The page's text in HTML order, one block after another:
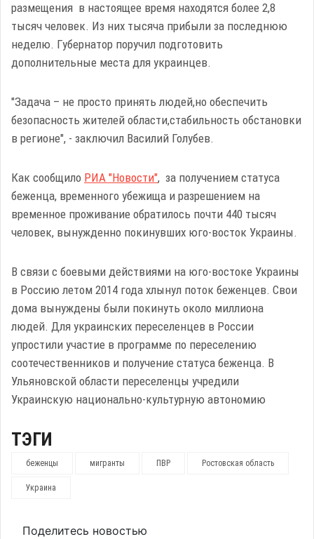
размещения в настоящее время находятся более 2,8
тысяч человек. Из них тысяча прибыли за последнюю
неделю. Губернатор поручил подготовить
дополнительные места для украинцев.
"Задача – не просто принять людей,но обеспечить
безопасность жителей области,стабильность обстановки
в регионе", - заключил Василий Голубев.
Как сообщило РИА "Новости", за получением статуса
беженца, временного убежища и разрешением на
временное проживание обратилось почти 440 тысяч
человек, вынужденно покинувших юго-восток Украины.
В связи с боевыми действиями на юго-востоке Украины
в Россию летом 2014 года хлынул поток беженцев. Свои
дома вынуждены были покинуть около миллиона
людей. Для украинских переселенцев в России
упростили участие в программе по переселению
соотечественников и получение статуса беженца. В
Ульяновской области переселенцы учредили
Украинскую национально-культурную автономию
ТЭГИ
беженцы мигранты ПВР Ростовская область
Украина
Поделитесь новостью